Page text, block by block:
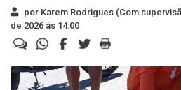
por Karem Rodrigues (Com
de 2026 às 14:00